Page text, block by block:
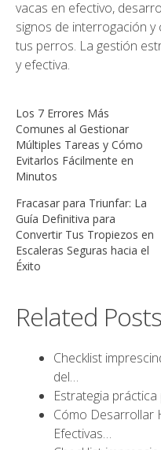
vacas en efectivo,
signos de interrogación
tus perros. La gestión
y efectiva.
Los 7 Errores Más
Comunes al Gestionar
Múltiples Tareas y Cómo
Evitarlos Fácilmente en
Minutos
Fracasar para Triunfar: La
Guía Definitiva para
Convertir Tus Tropiezos en
Escaleras Seguras hacia el
Éxito
Related
Checklist
del…
Estrategia
Cómo Desarrollar
Efectivas…